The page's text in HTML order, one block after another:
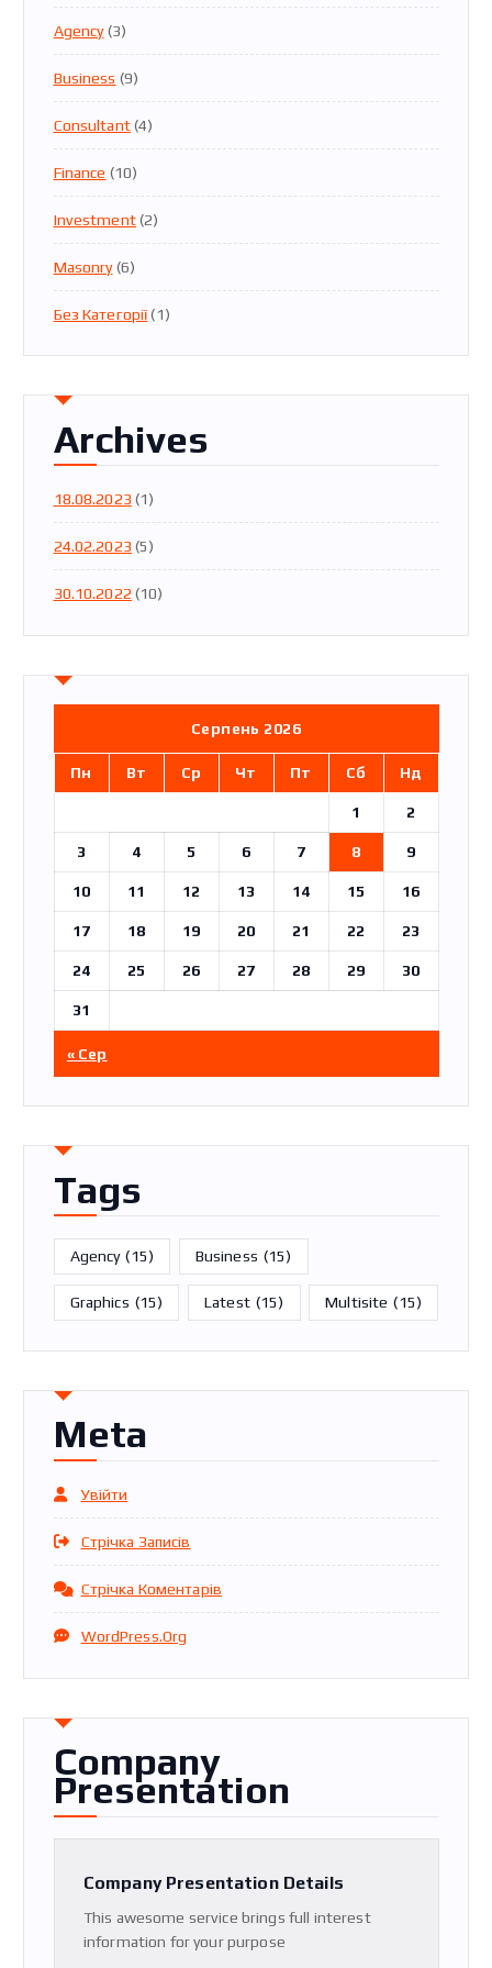
Agency(3)
Business (9)
Consultant(4)
Finance (10)
Investment(2)
Masonry(6)
Без Категорії(1)
Archives
18.08.2023 (1)
24.02.2023 (5)
30.10.2022 (10)
Серпень 2026
Пн Вт Ср Чт Пт Сб Нд
1 2
3 4 5 6 7 8 9
10 11 12 13 14 15 16
17 18 19 20 21 22 23
24 25 26 27 28 29 30
31
« Сер
Tags
Agency (15) Business (15)
Graphics (15) Latest (15) Multisite (15)
Meta
Увійти
Стрічка Записів
Стрічка Коментарів
WordPress.org
Company
Presentation
Company Presentation Details
This awesome service brings full interest
information for your purpose